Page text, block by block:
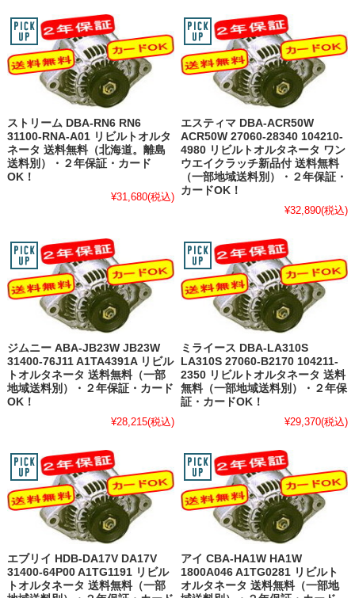
ストリーム DBA-RN6 RN6
31100-RNA-A01 リビルトオルタ
ネータ 送料無料（北海道。離島
送料別）・２年保証・カード
OK！
¥31,680(税込)
エスティマ DBA-ACR50W
ACR50W 27060-28340 104210-
4980 リビルトオルタネータ ワン
ウエイクラッチ新品付 送料無料
（一部地域送料別）・２年保証・
カードOK！
¥32,890(税込)
ジムニー ABA-JB23W JB23W
31400-76J11 A1TA4391A リビル
トオルタネータ 送料無料（一部
地域送料別）・２年保証・カード
OK！
¥28,215(税込)
ミライース DBA-LA310S
LA310S 27060-B2170 104211-
2350 リビルトオルタネータ 送料
無料（一部地域送料別）・２年保
証・カードOK！
¥29,370(税込)
エブリイ HDB-DA17V DA17V
31400-64P00 A1TG1191 リビル
トオルタネータ 送料無料（一部
アイ CBA-HA1W HA1W
1800A046 A1TG0281 リビルト
オルタネータ 送料無料（一部地